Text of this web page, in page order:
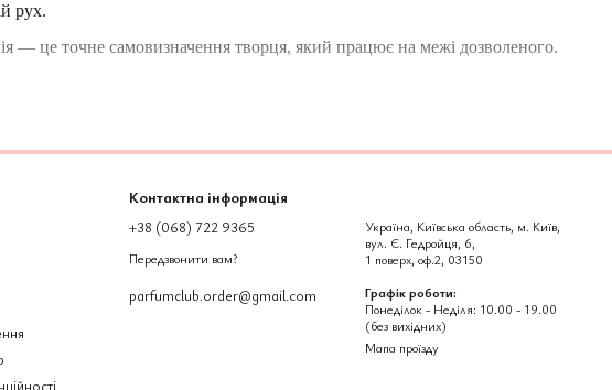
рух.
— це точне самовизначення творця, який працює на межі дозволеного.
довіряє відчуттю, ніж хімічній точності. Його лабораторія — не про
ароматичних речовин. Це робить їх
щільними, стійкими, "в'язкими"
дозволяє відчути не лише нотки, а
Контактна інформація
+38 (068) 722 9365
Передзвонити вам?
parfumclub.order@gmail.com
Україна, Київська область, м. Київ,
вул. Є. Гедройця, 6,
1 поверх, оф.2, 03150
Графік роботи:
Понеділок - Неділя: 10.00 - 19.00
(без вихідних)
Мапа проїзду